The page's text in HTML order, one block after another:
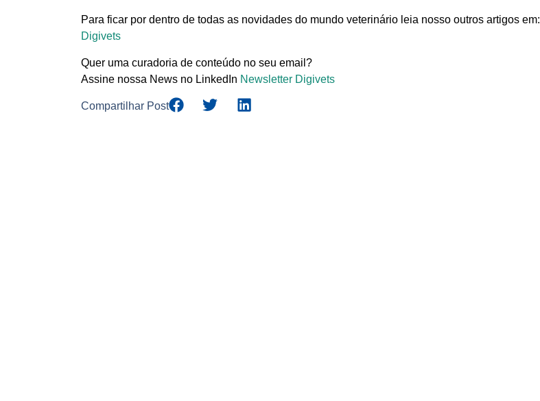
Para ficar por dentro de todas as novidades do mundo veterinário leia nosso outros artigos em:
Digivets
Quer uma curadoria de conteúdo no seu email?
Assine nossa News no LinkedIn Newsletter Digivets
Compartilhar Post